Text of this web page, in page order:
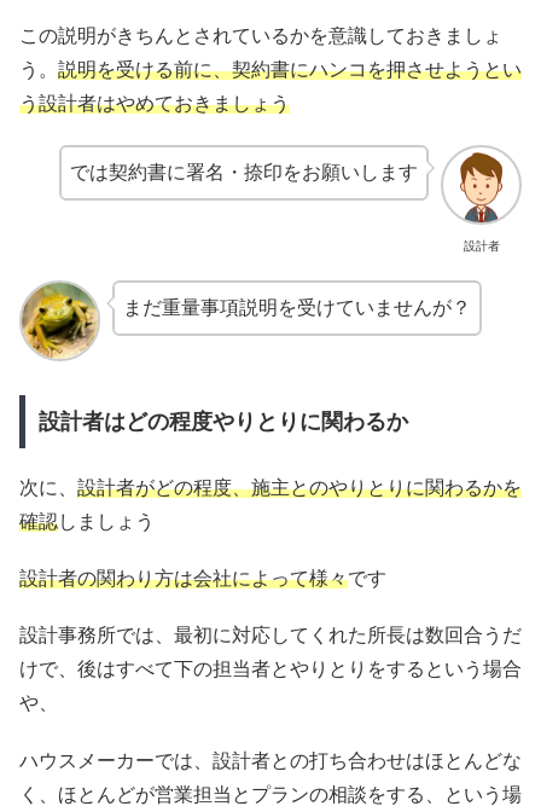
この説明がきちんとされているかを意識しておきましょ
う。 説明を受ける前に、契約書にハンコを押させようとい
う設計者はやめておきましょう
設計者
では契約書に署名・捺印をお願いします
まだ重量事項説明を受けていませんが？
設計者はどの程度やりとりに関わるか
次に、 設計者がどの程度、施主とのやりとりに関わるかを
確認しましょう
設計者の関わり方は会社によって様々です
設計事務所では、最初に対応してくれた所長は数回合うだ
けで、後はすべて下の担当者とやりとりをするという場合
や、
ハウスメーカーでは、設計者との打ち合わせはほとんどな
く、ほとんどが営業担当とプランの相談をする、という場